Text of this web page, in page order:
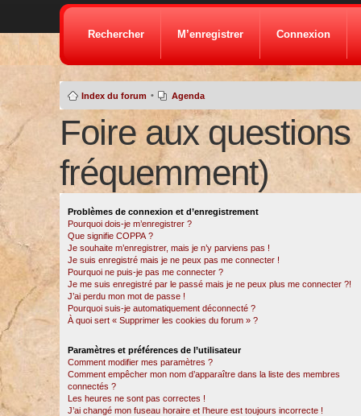
Rechercher M’enregistrer Connexion
Index du forum • Agenda
Foire aux
fréquemment)
Problèmes de connexion et d’enregistrement
Pourquoi dois-je m’enregistrer ?
Que signifie COPPA ?
Je souhaite m’enregistrer, mais je n’y parviens pas !
Je suis enregistré mais je ne peux pas me connecter !
Pourquoi ne puis-je pas me connecter ?
Je me suis enregistré par le passé mais je ne peux plus me connecter ?!
J’ai perdu mon mot de passe !
Pourquoi suis-je automatiquement déconnecté ?
À quoi sert « Supprimer les cookies du forum » ?
Paramètres et préférences de l’utilisateur
Comment modifier mes paramètres ?
Comment empêcher mon nom d’apparaître dans la liste des membres
connectés ?
Les heures ne sont pas correctes !
J’ai changé mon fuseau horaire et l’heure est toujours incorrecte !